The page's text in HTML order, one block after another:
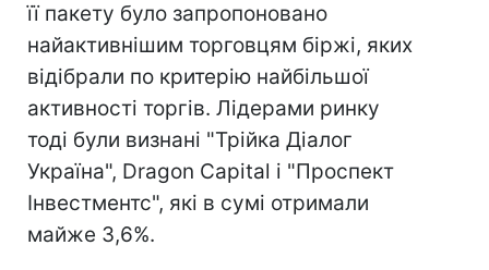
її пакету було запропоновано
найактивнішим торговцям біржі, яких
відібрали по критерію найбільшої
активності торгів. Лідерами ринку
тоді були визнані "Трійка Діалог
Україна", Dragon Capital і "Проспект
Інвестментс", які в сумі отримали
майже 3,6%.